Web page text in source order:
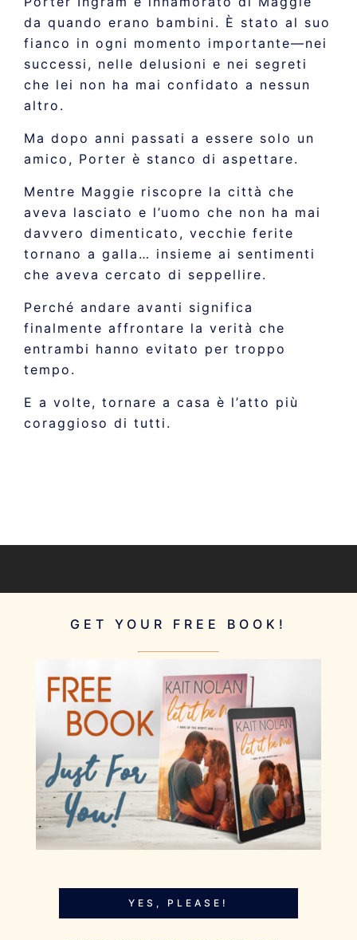
da quando erano bambini. È stato al suo
fianco in ogni momento importante—nei
successi, nelle delusioni e nei segreti
che lei non ha mai confidato a nessun
altro.
Ma dopo anni passati a essere solo un
amico, Porter è stanco di aspettare.
Mentre Maggie riscopre la città che
aveva lasciato e l’uomo che non ha mai
davvero dimenticato, vecchie ferite
tornano a galla… insieme ai sentimenti
che aveva cercato di seppellire.
Perché andare avanti significa
finalmente affrontare la verità che
entrambi hanno evitato per troppo
tempo.
E a volte, tornare a casa è l’atto più
coraggioso di tutti.
GET YOUR FREE BOOK!
YES, PLEASE!